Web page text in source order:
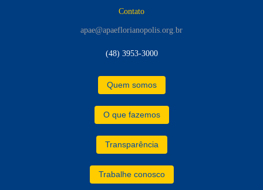
Contato
apae@apaeflorianopolis.org.br
(48) 3953-3000
Quem somos
O que fazemos
Transparência
Trabalhe conosco